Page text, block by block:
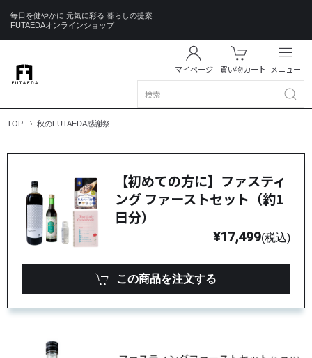
毎日を健やかに 元気に彩る 暮らしの提案
FUTAEDAオンラインショップ
マイページ 買い物カート メニュー
TOP 秋のFUTAEDA感謝祭
【初めての方に】ファスティ
ング ファーストセット（約1
日分）
¥17,499(税込)
この商品を注文する